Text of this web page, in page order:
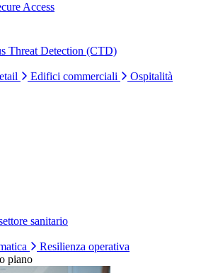
Access
Threat Detection (CTD)
Edifici commerciali Ospitalità
sanitario
Resilienza operativa
piano